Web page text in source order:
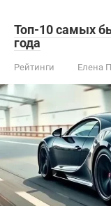
Топ-10 самых
года
Рейтинги Елена